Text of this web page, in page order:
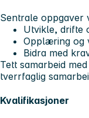
Sentrale oppgaver
Utvikle, drifte
Opplæring og
Bidra med
Tett samarbeid
tverrfaglig
Kvalifikasjoner